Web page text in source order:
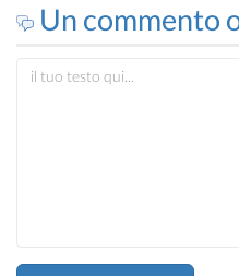
Un commento